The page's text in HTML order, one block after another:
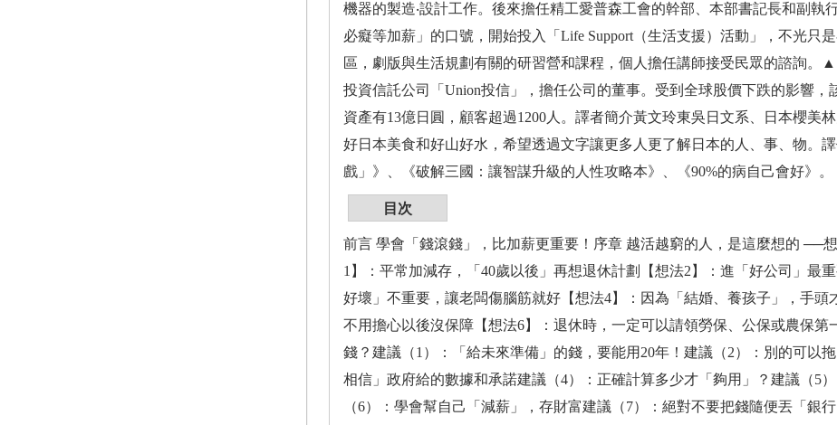
機器的製造‧設計工作。後來擔任精工愛普森工會的幹部、本部書記長和副
必癡等加薪」的口號，開始投入「Life Support（生活支援）活動」，不光只
區，劇版與生活規劃有關的研習營和課程，個人擔任講師接受民眾的諮詢。
投資信託公司「Union投信」，擔任公司的董事。受到全球股價下跌的影響
資產有13億日圓，顧客超過1200人。譯者簡介黃文玲東吳日文系、日本櫻美
好日本美食和好山好水，希望透過文字讓更多人更了解日本的人、事、物。
戲」》、《破解三國：讓智謀升級的人性攻略本》、《90%的病自己會好》。
目次
前言 學會「錢滾錢」，比加薪更重要！序章 越活越窮的人，是這麼想的 ──
1】：平常加減存，「40歲以後」再想退休計劃【想法2】：進「好公司」最
好壞」不重要，讓老闆傷腦筋就好【想法4】：因為「結婚、養孩子」，手頭
不用擔心以後沒保障【想法6】：退休時，一定可以請領勞保、公保或農保
錢？建議（1）：「給未來準備」的錢，要能用20年！建議（2）：別的可以
相信」政府給的數據和承諾建議（4）：正確計算多少才「夠用」？建議（5
（6）：學會幫自己「減薪」，存財富建議（7）：絕對不要把錢隨便丟「銀